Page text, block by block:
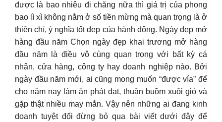
được là bao nhiêu đi chăng nữa thì giá trị của phong
bao lì xì không nằm ở số tiền mừng mà quan trọng là ở
thiện chí, ý nghĩa tốt đẹp của hành động. Ngày đẹp mở
hàng đầu năm Chọn ngày đẹp khai trương mở hàng
đầu năm là điều vô cùng quan trọng với bất kỳ cá
nhân, cửa hàng, công ty hay doanh nghiệp nào. Bởi
ngày đầu năm mới, ai cũng mong muốn “được vía” để
cho năm nay làm ăn phát đạt, thuận buồm xuôi gió và
gặp thật nhiều may mắn. Vậy nên những ai đang kinh
doanh tuyệt đối đừng bỏ qua bài viết dưới đây để